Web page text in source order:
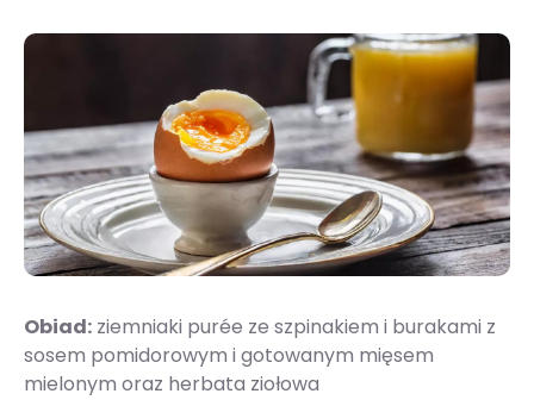
Obiad: ziemniaki purée ze szpinakiem i burakami z
sosem pomidorowym i gotowanym mięsem
mielonym oraz herbata ziołowa